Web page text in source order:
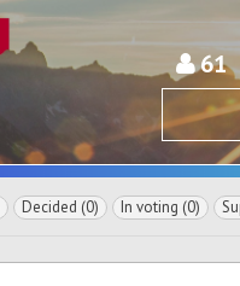
61
Decided (0) In voting (0)